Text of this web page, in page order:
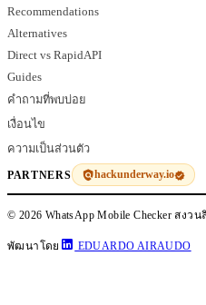
Recommendations
Alternatives
Direct vs RapidAPI
Guides
คำถามที่พบบ่อย
เงื่อนไข
ความเป็นส่วนตัว
PARTNERS hackunderway.io
© 2026 WhatsApp Mobile Checker สงว
พัฒนาโดย EDUARDO AIRAUDO